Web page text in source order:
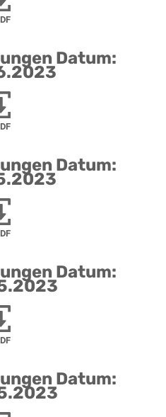
Datum:
Datum:
Datum:
Datum: